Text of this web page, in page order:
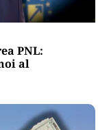
PNL:
al